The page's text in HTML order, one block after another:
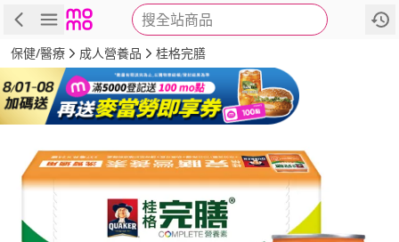
搜全站商品
商品 評價 詳情
保健/醫療 成人營養品 桂格完膳